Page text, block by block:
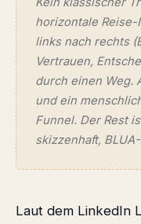
horizontale
links nach rechts
Vertrauen,
durch einen Weg.
und ein
Funnel. Der Rest
skizzenhaft,
Laut dem LinkedIn